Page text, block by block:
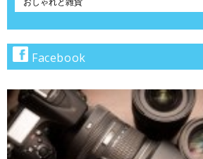
テ
で
検
索
Facebook